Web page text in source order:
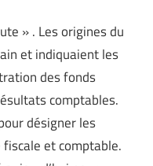
» . Les origines du
et indiquaient les
des fonds
comptables.
désigner les
et comptable.